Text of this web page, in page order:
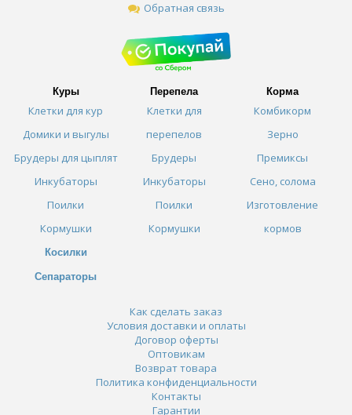
Обратная связь
Куры
Клетки для кур
Домики и выгулы
Брудеры для цыплят
Инкубаторы
Поилки
Кормушки
Косилки
Сепараторы
Перепела
Клетки для
перепелов
Брудеры
Инкубаторы
Поилки
Кормушки
Корма
Комбикорм
Зерно
Премиксы
Сено, солома
Изготовление
кормов
Как сделать заказ
Условия доставки и оплаты
Договор оферты
Оптовикам
Возврат товара
Политика конфиденциальности
Контакты
Гарантии